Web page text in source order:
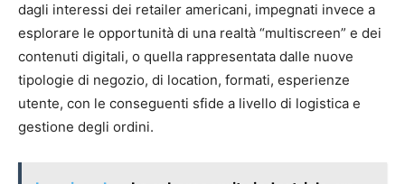
dagli interessi dei retailer americani, impegnati invece a
esplorare le opportunità di una realtà “multiscreen” e dei
contenuti digitali, o quella rappresentata dalle nuove
tipologie di negozio, di location, formati, esperienze
utente, con le conseguenti sfide a livello di logistica e
gestione degli ordini.